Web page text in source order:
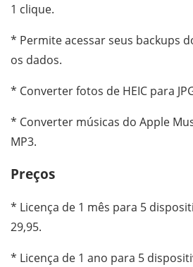
1 clique.
* Permite acessar seus backups
os dados.
* Converter fotos de HEIC para
* Converter músicas do Apple
MP3.
Preços
* Licença de 1 mês para 5
29,95.
* Licença de 1 ano para 5